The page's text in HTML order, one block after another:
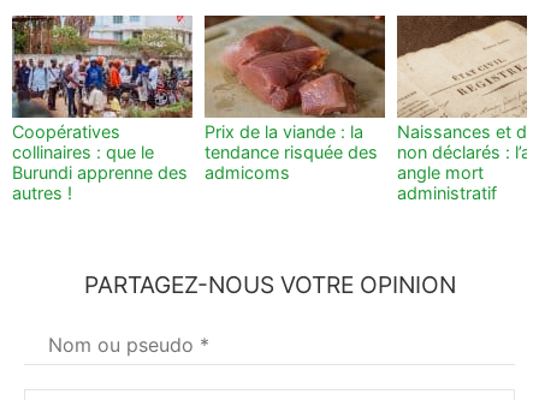
Coopératives
collinaires : que le
Burundi apprenne des
autres !
Prix de la viande : la
tendance risquée des
admicoms
Naissances et
non déclarés :
angle mort
administratif
PARTAGEZ-NOUS VOTRE OPINION
Votre
nom*